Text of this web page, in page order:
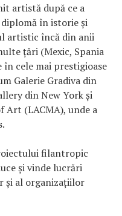
artistă după ce a
în istorie și
artistic încă din anii
țări (Mexic, Spania
în cele mai prestigioase
Galerie Gradiva din
din New York și
Art (LACMA), unde a
filantropic
și vinde lucrări
și al organizațiilor